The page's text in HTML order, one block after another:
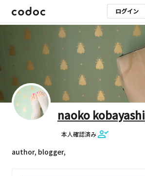
ログイン
naoko kobayashi
本人確認済み
author, blogger,